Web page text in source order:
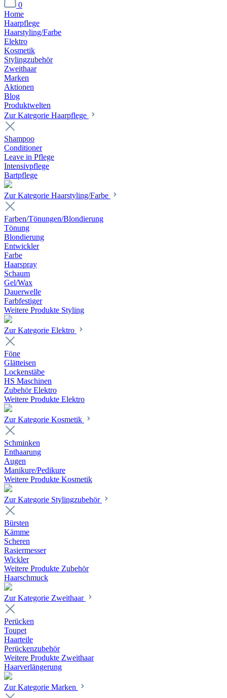
0
Home
Haarpflege
Haarstyling/Farbe
Elektro
Kosmetik
Stylingzubehör
Zweithaar
Marken
Aktionen
Blog
Produktwelten
Zur Kategorie Haarpflege
Shampoo
Conditioner
Leave in Pflege
Intensivpflege
Bartpflege
Zur Kategorie Haarstyling/Farbe
Farben/Tönungen/Blondierung
Tönung
Blondierung
Entwickler
Farbe
Haarspray
Schaum
Gel/Wax
Dauerwelle
Farbfestiger
Weitere Produkte Styling
Zur Kategorie Elektro
Föne
Glätteisen
Lockenstäbe
HS Maschinen
Zubehör Elektro
Weitere Produkte Elektro
Zur Kategorie Kosmetik
Schminken
Enthaarung
Augen
Manikure/Pedikure
Weitere Produkte Kosmetik
Zur Kategorie Stylingzubehör
Bürsten
Kämme
Scheren
Rasiermesser
Wickler
Weitere Produkte Zubehör
Haarschmuck
Zur Kategorie Zweithaar
Perücken
Toupet
Haarteile
Perückenzubehör
Weitere Produkte Zweithaar
Haarverlängerung
Zur Kategorie Marken